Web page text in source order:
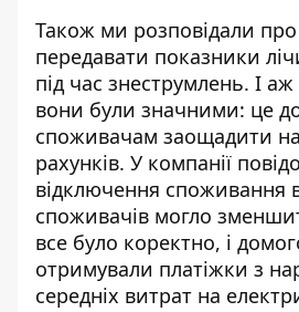
Також ми розповідали про
передавати показники
під час знеструмлень. І
вони були значними: це
споживачам заощадити на
рахунків. У компанії
відключення споживання
споживачів могло
все було коректно, і
отримували платіжки з
середніх витрат на